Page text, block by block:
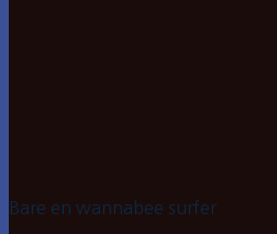
Bare en wannabee surfer